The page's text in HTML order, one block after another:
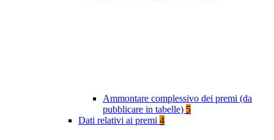
Ammontare complessivo dei premi (da
pubblicare in tabelle) 5
Dati relativi ai premi 4